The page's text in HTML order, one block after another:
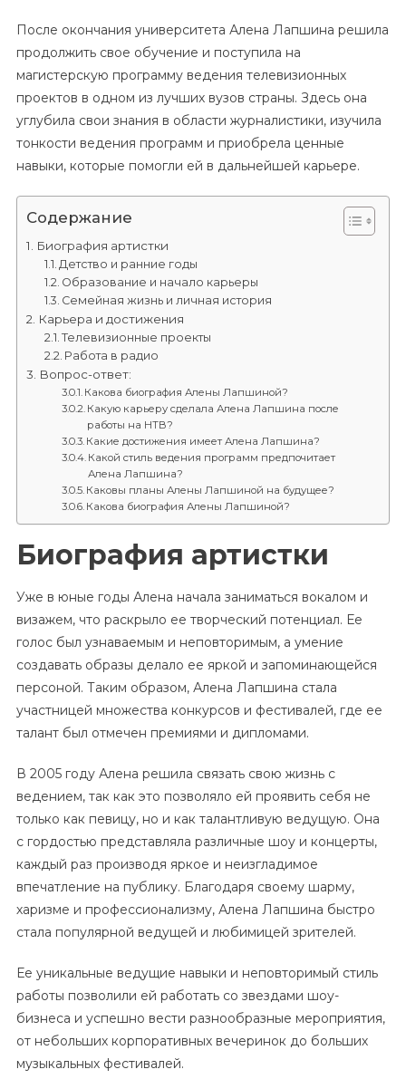
После окончания университета Алена Лапшина решила
продолжить свое обучение и поступила на
магистерскую программу ведения телевизионных
проектов в одном из лучших вузов страны. Здесь она
углубила свои знания в области журналистики, изучила
тонкости ведения программ и приобрела ценные
навыки, которые помогли ей в дальнейшей карьере.
Содержание
Биография артистки
Детство и ранние годы
Образование и начало карьеры
Семейная жизнь и личная история
Карьера и достижения
Телевизионные проекты
Работа в радио
Вопрос-ответ:
Какова биография Алены Лапшиной?
Какую карьеру сделала Алена Лапшина после
работы на НТВ?
Какие достижения имеет Алена Лапшина?
Какой стиль ведения программ предпочитает
Алена Лапшина?
Каковы планы Алены Лапшиной на будущее?
Какова биография Алены Лапшиной?
Биография артистки
Уже в юные годы Алена начала заниматься вокалом и
визажем, что раскрыло ее творческий потенциал. Ее
голос был узнаваемым и неповторимым, а умение
создавать образы делало ее яркой и запоминающейся
персоной. Таким образом, Алена Лапшина стала
участницей множества конкурсов и фестивалей, где ее
талант был отмечен премиями и дипломами.
В 2005 году Алена решила связать свою жизнь с
ведением, так как это позволяло ей проявить себя не
только как певицу, но и как талантливую ведущую. Она
с гордостью представляла различные шоу и концерты,
каждый раз производя яркое и неизгладимое
впечатление на публику. Благодаря своему шарму,
харизме и профессионализму, Алена Лапшина быстро
стала популярной ведущей и любимицей зрителей.
Ее уникальные ведущие навыки и неповторимый стиль
работы позволили ей работать со звездами шоу-
бизнеса и успешно вести разнообразные мероприятия,
от небольших корпоративных вечеринок до больших
музыкальных фестивалей.